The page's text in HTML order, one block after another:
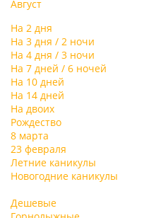
Август
На 2 дня
На 3 дня / 2 ночи
На 4 дня / 3 ночи
На 7 дней / 6 ночей
На 10 дней
На 14 дней
На двоих
Рождество
8 марта
23 февраля
Летние каникулы
Новогодние каникулы
Дешевые